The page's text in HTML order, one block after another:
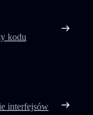
kodu
interfejsów